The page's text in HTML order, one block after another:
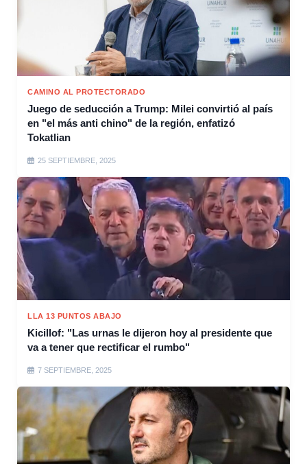
CAMINO AL PROTECTORADO
Juego de seducción a Trump: Milei convirtió al país
en "el más anti chino" de la región, enfatizó
Tokatlian
25 SEPTIEMBRE, 2025
LLA 13 PUNTOS ABAJO
Kicillof: "Las urnas le dijeron hoy al presidente que
va a tener que rectificar el rumbo"
7 SEPTIEMBRE, 2025